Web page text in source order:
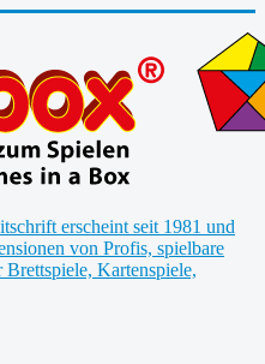
erscheint seit 1981 und
von Profis, spielbare
Brettspiele, Kartenspiele,